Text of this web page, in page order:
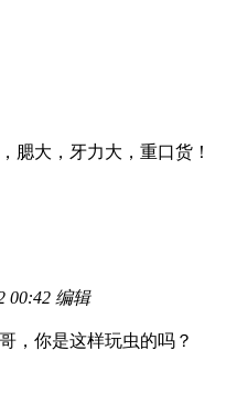
腮大，牙力大，重口货！
00:42 编辑
，你是这样玩虫的吗？